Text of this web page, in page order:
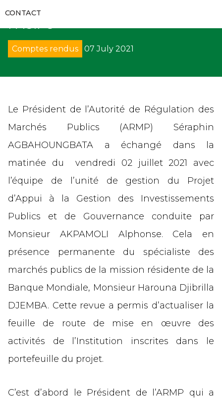
APPELS D’OFFRES
FORMATIONS
CODES DES MARCHÉS PUBLICS
DÉCRETS
ARRÊTÉS
RECOURS
DÉNONCIATION
SOLLICIATION DE CONCILIATION
ARBITRAGE
REMISE DE PÉNALITÉS
COLLECTE DE DONNÉES
VIDÉOS
CONTACT
COORDINATION DU PROJET
PAGIPG
Comptes rendus 07 July 2021
Le Président de l’Autorité de Régulation des
Marchés Publics (ARMP) Séraphin
AGBAHOUNGBATA a échangé dans la
matinée du vendredi 02 juillet 2021 avec
l’équipe de l’unité de gestion du Projet
d’Appui à la Gestion des Investissements
Publics et de Gouvernance conduite par
Monsieur AKPAMOLI Alphonse. Cela en
présence permanente du spécialiste des
marchés publics de la mission résidente de la
Banque Mondiale, Monsieur Harouna Djibrilla
DJEMBA. Cette revue a permis d’actualiser la
feuille de route de mise en œuvre des
activités de l’Institution inscrites dans le
portefeuille du projet.
C’est d’abord le Président de l’ARMP qui a